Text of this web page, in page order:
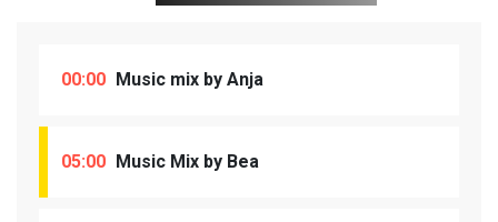
00:00 Music mix by Anja
05:00 Music Mix by Bea